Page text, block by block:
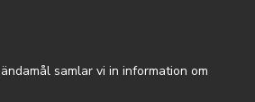
samlar vi in information om